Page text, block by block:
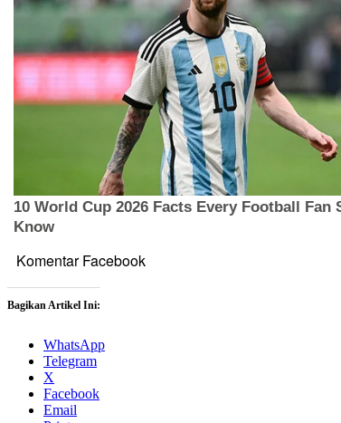
Komentar Facebook
Bagikan Artikel Ini:
WhatsApp
Telegram
X
Facebook
Email